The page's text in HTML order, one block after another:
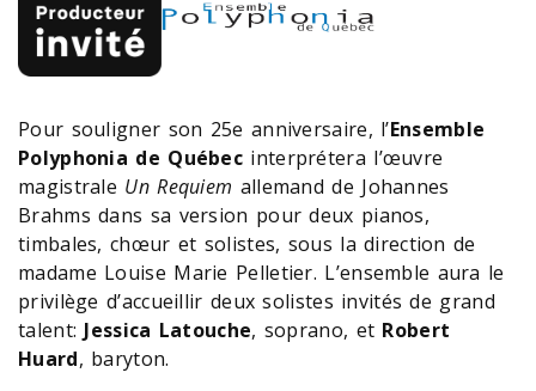
Pour souligner son 25e anniversaire, l’Ensemble
Polyphonia de Québec interprétera l’œuvre
magistrale Un Requiem allemand de Johannes
Brahms dans sa version pour deux pianos,
timbales, chœur et solistes, sous la direction de
madame Louise Marie Pelletier. L’ensemble aura le
privilège d’accueillir deux solistes invités de grand
talent: Jessica Latouche, soprano, et Robert
Huard, baryton.